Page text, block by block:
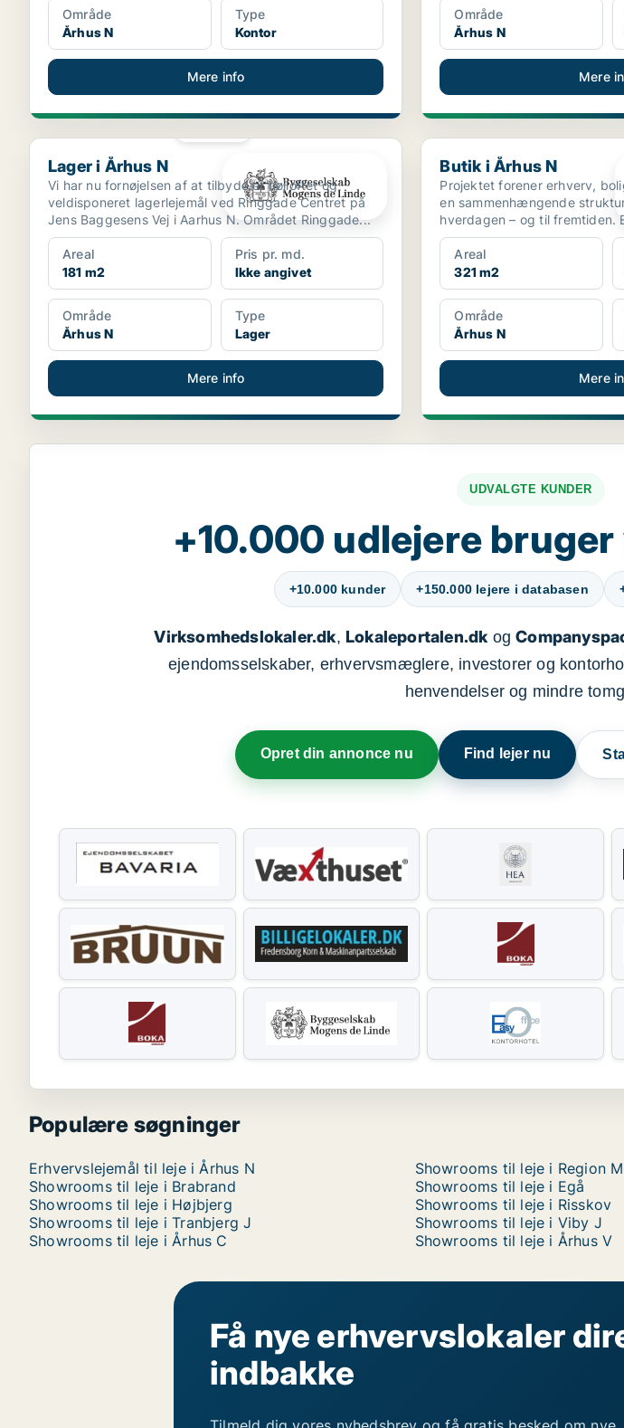
Område
Århus N
Type
Kontor
Mere info
Område
Århus N
Mere
Lager i Århus N
Lager i Århus N
Vi har nu fornøjelsen af at tilbyde et højloftet og
veldisponeret lagerlejemål ved Ringgade Centret på
Jens Baggesens Vej i Aarhus N. Området Ringgade...
Areal
181 m2
Pris pr. md.
Ikke angivet
Område
Århus N
Type
Lager
Mere info
Butik i Århus N
Butik i Århus N
Projektet forener erhverv,
en sammenhængende
hverdagen – og til fremtiden.
virk...
Areal
321 m2
Område
Århus N
Mere
UDVALGTE KUNDER
+10.000 udlejere
+10.000 kunder +150.000 lejere i databasen
Virksomhedslokaler.dk, Lokaleportalen.dkog
ejendomsselskaber, erhvervsmæglere, investorer og
henvendelser og mindre
Opret din annonce nu Find lejer nu
Populære søgninger
Erhvervslejemål til leje i Århus N Showrooms til leje i Region
Showrooms til leje i Brabrand
Showrooms til leje i Egå
Showrooms til leje i Højbjerg
Showrooms til leje i Risskov
Showrooms til leje i Tranbjerg J
Showrooms til leje i Viby J
Showrooms til leje i Århus C
Showrooms til leje i Århus V
Få nye erhvervslokaler
indbakke